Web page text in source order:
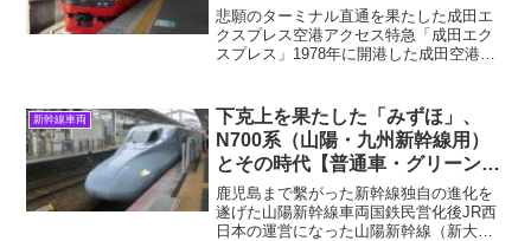
悲願のターミナル直通を果たした成田エ
クスプレス空港アクセス特急「成田エク
スプレス」1978年に開港した成田空港へ
した。しかしその構想は沿線の激しい反
対運動によって開港に...
新幹線車両
下克上を果たした「みずほ」、
N700系（山陽・九州新幹線用）
とその時代【普通車・グリーン車
の車内など】
鹿児島まで繫がった新幹線独自の進化を
遂げた山陽新幹線車両国鉄民営化後JR西
日本の運営になった山陽新幹線（新大阪